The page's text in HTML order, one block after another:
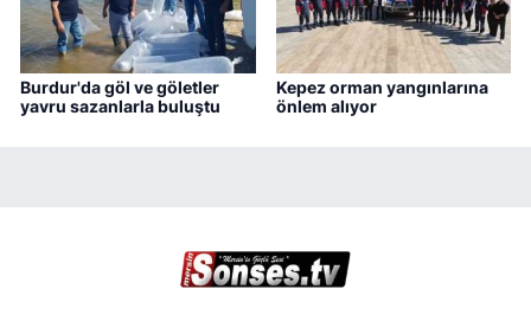
Burdur'da göl ve göletler
yavru sazanlarla buluştu
Kepez orman yangınlarına
önlem alıyor